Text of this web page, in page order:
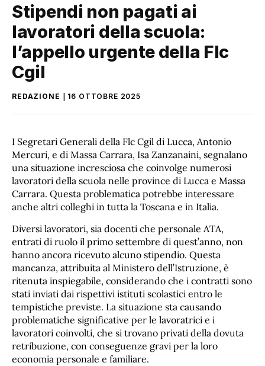
Stipendi non pagati ai
lavoratori della scuola:
l’appello urgente della Flc
Cgil
REDAZIONE 16 OTTOBRE 2025
I Segretari Generali della Flc Cgil di Lucca, Antonio
Mercuri, e di Massa Carrara, Isa Zanzanaini, segnalano
una situazione incresciosa che coinvolge numerosi
lavoratori della scuola nelle province di Lucca e Massa
Carrara. Questa problematica potrebbe interessare
anche altri colleghi in tutta la Toscana e in Italia.
Diversi lavoratori, sia docenti che personale ATA,
entrati di ruolo il primo settembre di quest’anno, non
hanno ancora ricevuto alcuno stipendio. Questa
mancanza, attribuita al Ministero dell’Istruzione, è
ritenuta inspiegabile, considerando che i contratti sono
stati inviati dai rispettivi istituti scolastici entro le
tempistiche previste. La situazione sta causando
problematiche significative per le lavoratrici e i
lavoratori coinvolti, che si trovano privati della dovuta
retribuzione, con conseguenze gravi per la loro
economia personale e familiare.